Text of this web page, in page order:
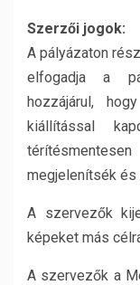
Szerzői jogok:
A pályázaton
elfogadja a
hozzájárul,
kiállítással
megjelenítsék és
A szervezők
képeket más
A szervezők a